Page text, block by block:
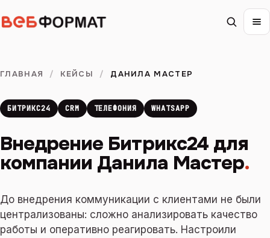
ГЛАВНАЯ / КЕЙСЫ / ДАНИЛА МАСТЕР
БИТРИКС24 CRM ТЕЛЕФОНИЯ WHATSAPP
Внедрение Битрикс24 для
компании Данила Мастер.
До внедрения коммуникации с клиентами не были
централизованы: сложно анализировать качество
работы и оперативно реагировать. Настроили